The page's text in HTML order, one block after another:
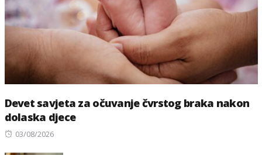
Devet savjeta za očuvanje čvrstog braka nakon
dolaska djece
Posted
03/08/2026